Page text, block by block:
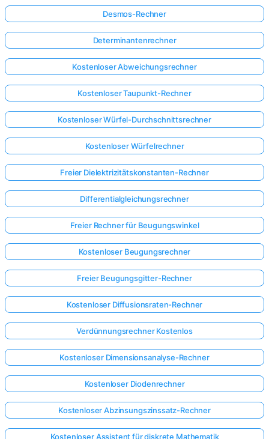
anmelden!
Desmos-Rechner
Determinantenrechner
Kostenloser Abweichungsrechner
Kostenloser Taupunkt-Rechner
Kostenloser Würfel-Durchschnittsrechner
Kostenloser Würfelrechner
Freier Dielektrizitätskonstanten-Rechner
Differentialgleichungsrechner
Freier Rechner für Beugungswinkel
Kostenloser Beugungsrechner
Freier Beugungsgitter-Rechner
Kostenloser Diffusionsraten-Rechner
Verdünnungsrechner Kostenlos
Kostenloser Dimensionsanalyse-Rechner
Kostenloser Diodenrechner
Kostenloser Abzinsungszinssatz-Rechner
Kostenloser Assistent für diskrete Mathematik